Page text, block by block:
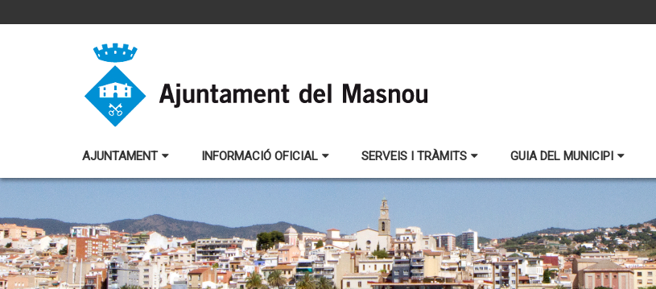
AJUNTAMENT INFORMACIÓ OFICIAL SERVEIS I TRÀMITS GUIA DEL MUNICIPI